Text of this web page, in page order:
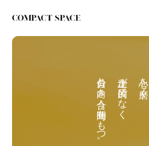
心を磨く。
上達が目的でなく
自分と向き合う時間をもつ。